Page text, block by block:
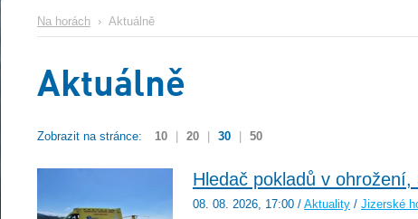
Na horách › Aktuálně
Aktuálně
Zobrazit na stránce: 10 20 30 50
Hledač pokladů v
08. 08. 2026, 17:00 / Aktuality / Jizerské